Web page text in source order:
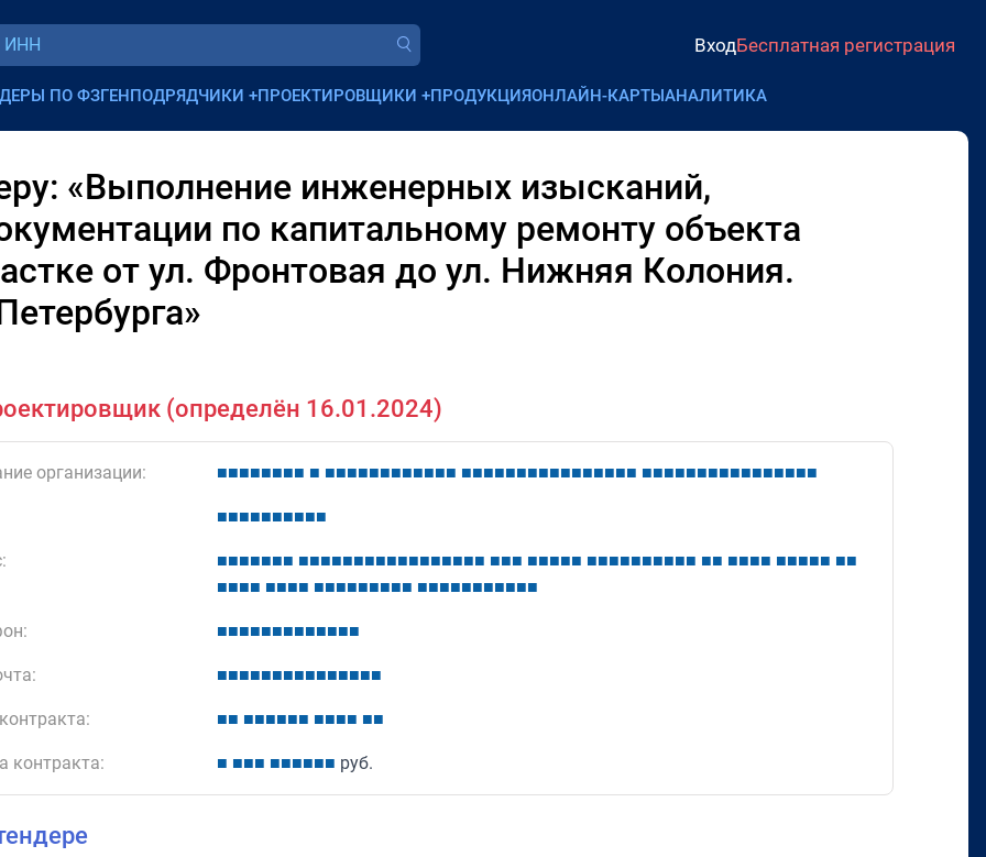
ВходБесплатная регистрация
ПО ФЗГЕНПОДРЯДЧИКИ +ПРОЕКТИРОВЩИКИ +ПРОДУКЦИЯОНЛАЙН-КАРТЫАНАЛИТИКА
«Выполнение инженерных изысканий,
по капитальному ремонту объекта
от ул. Фронтовая до ул. Нижняя Колония.
(определён 16.01.2024)
организации: ■■■■■■■■ ■ ■■■■■■■■■■■■ ■■■■■■■■■■■■■■■■ ■■■■■■■■■■■■■■■■
■■■■■■■■■■
■■■■■■■ ■■■■■■■■■■■■■■■■■ ■■■ ■■■■■ ■■■■■■■■■■ ■■ ■■■■ ■■■■■ ■■
■■■■ ■■■■ ■■■■■■■■■ ■■■■■■■■■■■
■■■■■■■■■■■■■
■■■■■■■■■■■■■■■
■■ ■■■■■■ ■■■■ ■■
контракта: ■ ■■■ ■■■■■■ руб.